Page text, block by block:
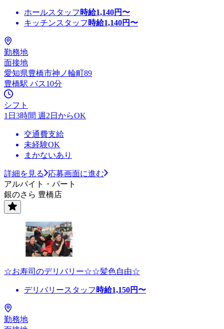
ホールスタッフ 時給1,140円〜
キッチンスタッフ 時給1,140円〜
勤務地
面接地
愛知県豊橋市神ノ輪町89
豊橋駅 バス10分
シフト
1日3時間 週2日からOK
交通費支給
未経験OK
まかないあり
詳細を見る
応募画面に進む
アルバイト・パート
銀のさら 豊橋店
☆お寿司のデリバリー☆☆髪色自由☆
デリバリースタッフ 時給1,150円〜
勤務地